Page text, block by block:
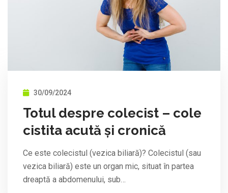
30/09/2024
Totul despre colecist – cole
cistita acută și cronică
Ce este colecistul (vezica biliară)? Colecistul (sau
vezica biliară) este un organ mic, situat în partea
dreaptă a abdomenului, sub…